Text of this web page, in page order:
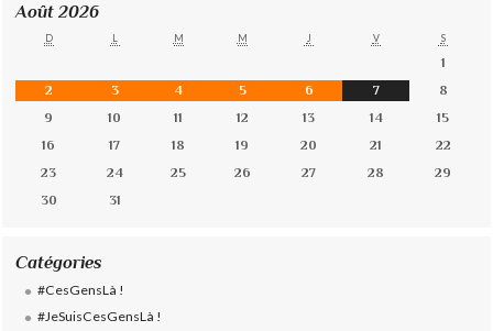
Août 2026
D L M M J V S
1
2
3 4 5 6 7
8
9
10 11 12 13 14
15
16
17 18 19 20 21
22
23
24 25 26 27 28
29
30
31
Catégories
#CesGensLà !
#JeSuisCesGensLà !